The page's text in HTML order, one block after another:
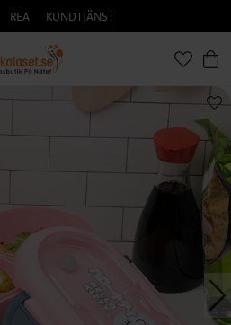
REA KUNDTJÄNST